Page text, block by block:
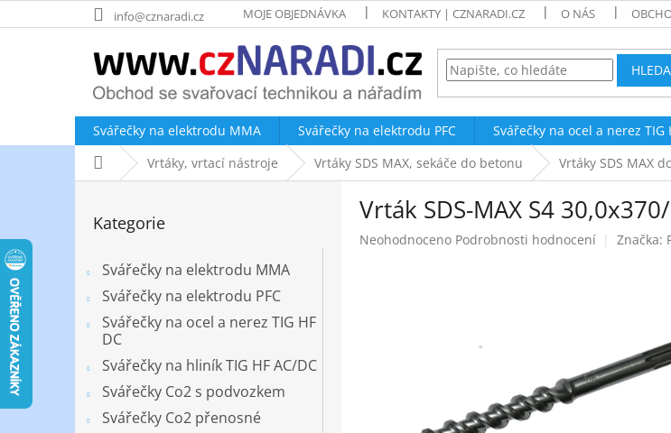
na
info@cznaradi.cz MOJE OBJEDNÁVKA KONTAKTY | CZNARADI.CZ O NÁS
Svářečky na elektrodu MMA Svářečky na elektrodu PFC Svářečky na ocel a nerez TIG
Domů Vrtáky, vrtací nástroje Vrtáky SDS MAX, sekáče do betonu Vrtáky SDS MAX
kategorie
Kategorie
Svářečky na elektrodu MMA
Svářečky na elektrodu PFC
Svářečky na ocel a nerez TIG HF
DC
Svářečky na hliník TIG HF AC/DC
Svářečky Co2 s podvozkem
Svářečky Co2 přenosné
Vrták SDS-MAX S4
Průměrné
Neohodnoceno Podrobnosti hodnocení Značka: